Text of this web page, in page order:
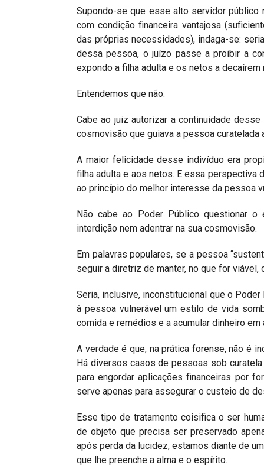
Supondo-se que esse alto servidor
com condição financeira vantajosa
das próprias necessidades), indaga-se:
dessa pessoa, o juízo passe a proibir a
expondo a filha adulta e os netos a decaírem
Entendemos que não.
Cabe ao juiz autorizar a continuidade
cosmovisão que guiava a pessoa curatelada
A maior felicidade desse indivíduo era
filha adulta e aos netos. E essa perspectiva
ao princípio do melhor interesse da pessoa
Não cabe ao Poder Público questionar
interdição nem adentrar na sua cosmovisão.
Em palavras populares, se a pessoa
seguir a diretriz de manter, no que for
Seria, inclusive, inconstitucional que o
à pessoa vulnerável um estilo de vida
comida e remédios e a acumular dinheiro
A verdade é que, na prática forense, não é
Há diversos casos de pessoas sob
para engordar aplicações financeiras por
serve apenas para assegurar o custeio de
Esse tipo de tratamento coisifica o ser
de objeto que precisa ser preservado
após perda da lucidez, estamos diante de
que lhe preenche a alma e o espírito.